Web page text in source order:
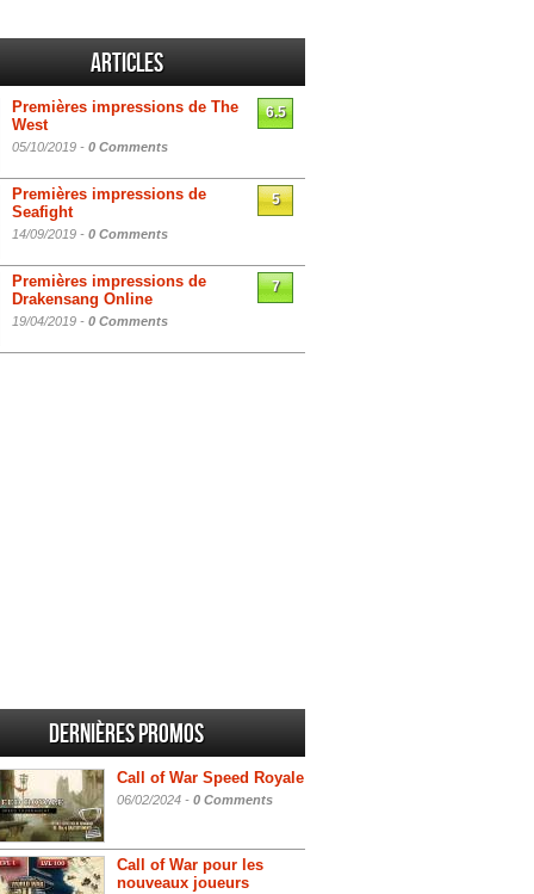
Articles
Premières impressions de The
West
05/10/2019 - 0 Comments
6.5
Premières impressions de
Seafight
14/09/2019 - 0 Comments
5
Premières impressions de
Drakensang Online
19/04/2019 - 0 Comments
7
Dernières promos
Call of War Speed Royale
06/02/2024 - 0 Comments
Call of War pour les
nouveaux joueurs